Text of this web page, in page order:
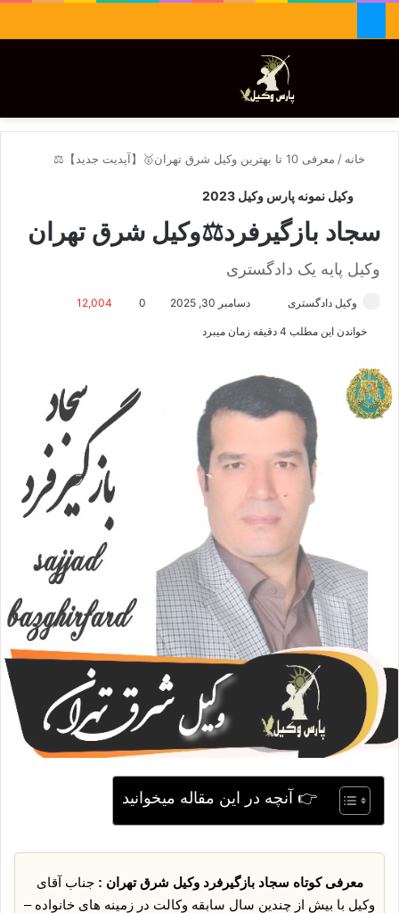
تغییر پوسته
خانه / معرفی 10 تا بهترین وکیل شرق تهران🥇【آپدیت جدید】⚖️
وکیل نمونه پارس وکیل 2023
سجاد بازگیرفرد⚖️وکیل شرق تهران
وکیل پایه یک دادگستری
وکیل دادگستری
ا
م
ل
دسامبر 30, 2025 0
12,004
خواندن این مطلب 4 دقیقه زمان میبرد
👉 آنچه در این مقاله میخوانید
معرفی کوتاه سجاد بازگیرفرد وکیل شرق تهران : جناب آقای
وکیل با بیش از چندین سال سابقه وکالت در زمینه های خانواده –